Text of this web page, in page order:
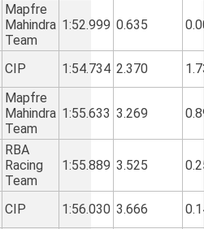
Mapfre
Mahindra
Team
1:52.999 0.635
CIP 1:54.734 2.370
Mapfre
Mahindra
Team
1:55.633 3.269
RBA
Racing
Team
1:55.889 3.525
CIP 1:56.030 3.666